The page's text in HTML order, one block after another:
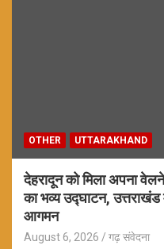
OTHER UTTARAKHAND
देहरादून को मिला अपना
का भव्य उद्घाटन, उत्तराखंड
आगमन
August 6, 2026 गढ़ संवेदना